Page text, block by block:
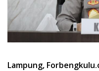
Lampung,